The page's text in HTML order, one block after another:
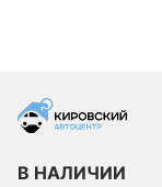
В НАЛИЧИИ